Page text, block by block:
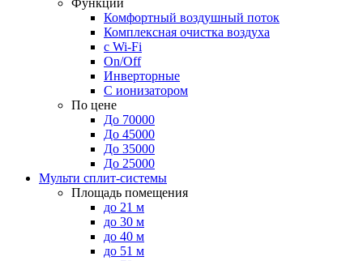
Функции
Комфортный воздушный поток
Комплексная очистка воздуха
с Wi-Fi
On/Off
Инверторные
С ионизатором
По цене
До 70000
До 45000
До 35000
До 25000
Мульти сплит-системы
Площадь помещения
до 21 м
до 30 м
до 40 м
до 51 м